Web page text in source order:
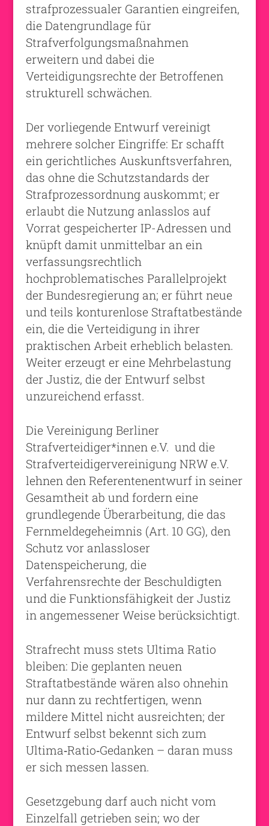
strafprozessualer Garantien eingreifen,
die Datengrundlage für
Strafverfolgungsmaßnahmen
erweitern und dabei die
Verteidigungsrechte der Betroffenen
strukturell schwächen.
Der vorliegende Entwurf vereinigt
mehrere solcher Eingriffe: Er schafft
ein gerichtliches Auskunftsverfahren,
das ohne die Schutzstandards der
Strafprozessordnung auskommt; er
erlaubt die Nutzung anlasslos auf
Vorrat gespeicherter IP-Adressen und
knüpft damit unmittelbar an ein
verfassungsrechtlich
hochproblematisches Parallelprojekt
der Bundesregierung an; er führt neue
und teils konturenlose Straftatbestände
ein, die die Verteidigung in ihrer
praktischen Arbeit erheblich belasten.
Weiter erzeugt er eine Mehrbelastung
der Justiz, die der Entwurf selbst
unzureichend erfasst.
Die Vereinigung Berliner
Strafverteidiger*innen e.V. und die
Strafverteidigervereinigung NRW e.V.
lehnen den Referentenentwurf in seiner
Gesamtheit ab und fordern eine
grundlegende Überarbeitung, die das
Fernmeldegeheimnis (Art. 10 GG), den
Schutz vor anlassloser
Datenspeicherung, die
Verfahrensrechte der Beschuldigten
und die Funktionsfähigkeit der Justiz
in angemessener Weise berücksichtigt.
Strafrecht muss stets Ultima Ratio
bleiben: Die geplanten neuen
Straftatbestände wären also ohnehin
nur dann zu rechtfertigen, wenn
mildere Mittel nicht ausreichten; der
Entwurf selbst bekennt sich zum
Ultima‑Ratio‑Gedanken – daran muss
er sich messen lassen.
Gesetzgebung darf auch nicht vom
Einzelfall getrieben sein; wo der